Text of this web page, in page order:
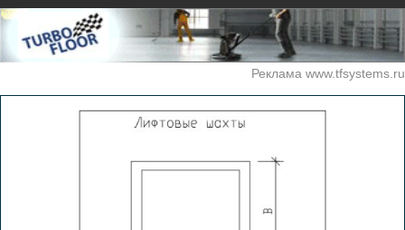
Реклама www.tfsystems.ru